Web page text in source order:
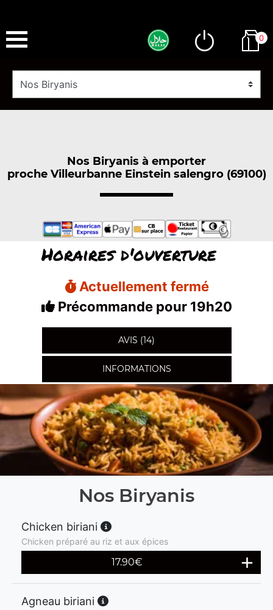
0
Nos Biryanis à emporter
proche Villeurbanne Einstein salengro (69100)
Horaires d'ouverture
Actuellement fermé
Précommande pour 19h20
AVIS (14)
INFORMATIONS
Nos Biryanis
Chicken biriani
Chicken préparé au riz et aux épices
17.90€
Agneau biriani